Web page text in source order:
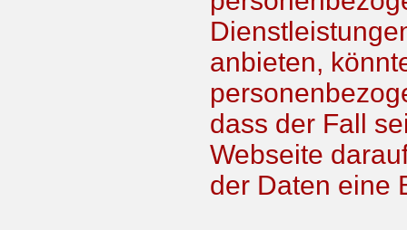
anbieten,
dass der Fall
Webseite
der Daten eine